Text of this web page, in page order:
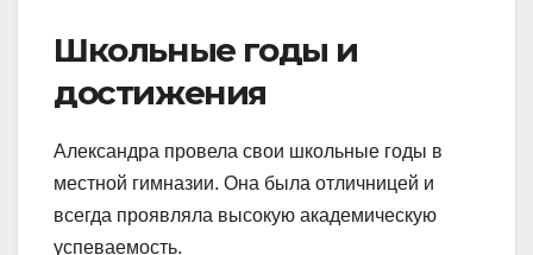
Школьные годы и
достижения
Александра провела свои школьные годы в
местной гимназии. Она была отличницей и
всегда проявляла высокую академическую
успеваемость.